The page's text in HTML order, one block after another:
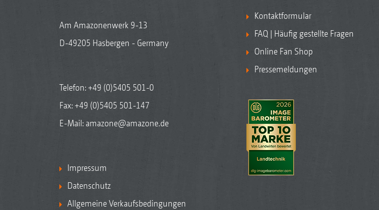
Am Amazonenwerk 9-13
D-49205 Hasbergen - Germany
Telefon:+49 (0)5405 501-0
Fax: +49 (0)5405 501-147
E-Mail: amazone@amazone.de
Impressum
Datenschutz
Allgemeine Verkaufsbedingungen
Kontaktformular
FAQ | Häufig gestellte Fragen
Online Fan Shop
Pressemeldungen